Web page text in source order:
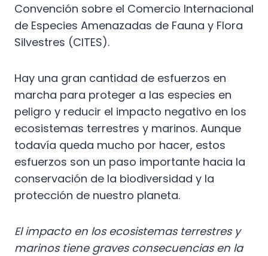
Convención sobre el Comercio Internacional
de Especies Amenazadas de Fauna y Flora
Silvestres (CITES).
Hay una gran cantidad de esfuerzos en
marcha para proteger a las especies en
peligro y reducir el impacto negativo en los
ecosistemas terrestres y marinos. Aunque
todavía queda mucho por hacer, estos
esfuerzos son un paso importante hacia la
conservación de la biodiversidad y la
protección de nuestro planeta.
El impacto en los ecosistemas terrestres y
marinos tiene graves consecuencias en la